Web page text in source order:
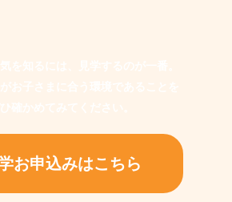
お申込みはこちら